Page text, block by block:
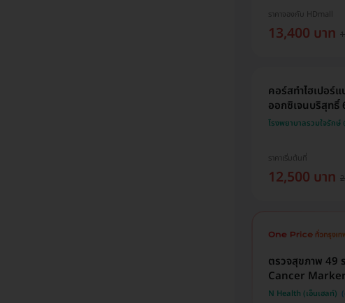
ราคาจองกับ HDmall
13,400 บาท
คอร์สทำไฮเปอร์
ออกซิเจนบริสุทธิ์
โรงพยาบาลรวมใจรักษ์
ราคาเริ่มต้นที่
12,500 บาท
ตรวจสุขภาพ 49
Cancer
N Health (เอ็นเฮลท์)